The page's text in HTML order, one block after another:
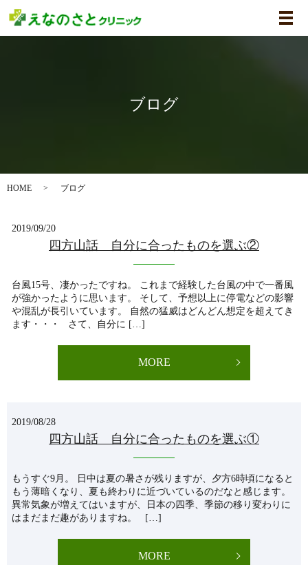
メ
ブログ
HOME ブログ
2019/09/20
四方山話 自分に合ったものを選ぶ②
台風15号、凄かったですね。 これまで経験した台風の中で一番風
が強かったように思います。 そして、予想以上に停電などの影響
や混乱が長引いています。 自然の猛威はどんどん想定を超えてき
ます・・・ さて、自分に […]
MORE
2019/08/28
四方山話 自分に合ったものを選ぶ①
もうすぐ9月。 日中は夏の暑さが残りますが、夕方6時頃になると
もう薄暗くなり、夏も終わりに近づいているのだなと感じます。
異常気象が増えてはいますが、日本の四季、季節の移り変わりに
はまだまだ趣がありますね。 […]
MORE